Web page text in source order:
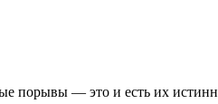
порывы — это и есть их